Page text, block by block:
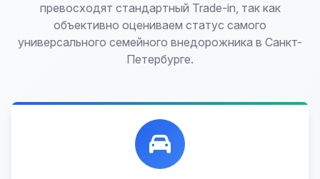
превосходят стандартный Trade-in, так как
объективно оцениваем статус самого
универсального семейного внедорожника в Санкт-
Петербурге.
Лучшие предложения по выкупу автомобилей,
любых:
Кредитные